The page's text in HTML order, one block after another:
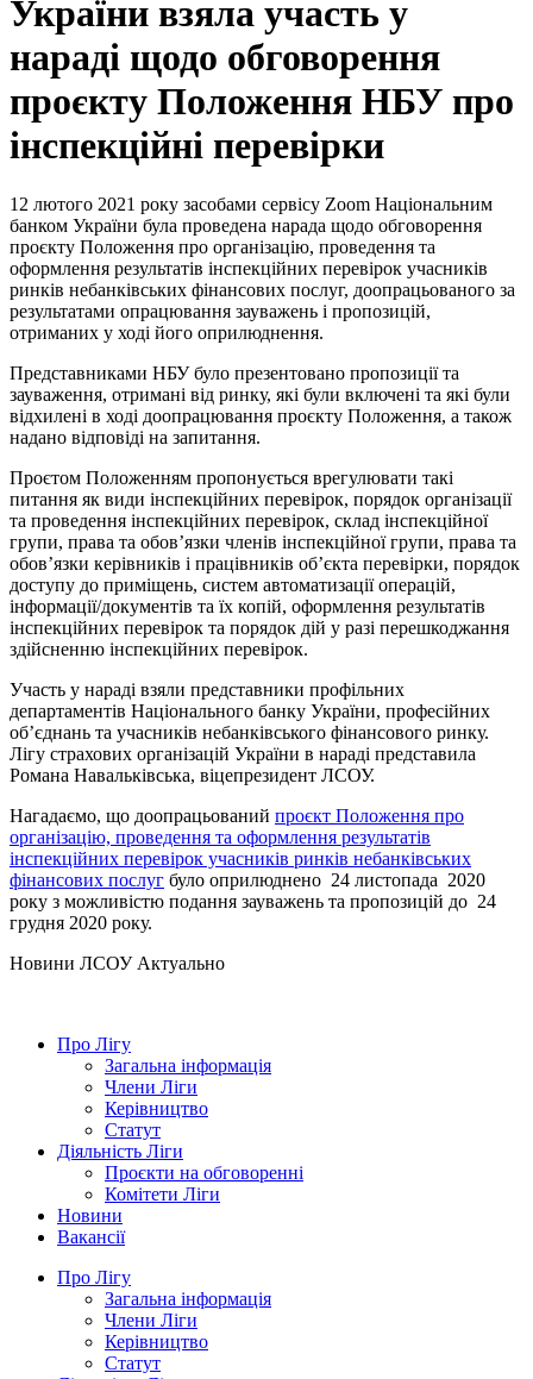
України взяла участь у
нараді щодо обговорення
проєкту Положення НБУ про
інспекційні перевірки
12 лютого 2021 року засобами сервісу Zoom Національним
банком України була проведена нарада щодо обговорення
проєкту Положення про організацію, проведення та
оформлення результатів інспекційних перевірок учасників
ринків небанківських фінансових послуг, доопрацьованого за
результатами опрацювання зауважень і пропозицій,
отриманих у ході його оприлюднення.
Представниками НБУ було презентовано пропозиції та
зауваження, отримані від ринку, які були включені та які були
відхилені в ході доопрацювання проєкту Положення, а також
надано відповіді на запитання.
Проєтом Положенням пропонується врегулювати такі
питання як види інспекційних перевірок, порядок організації
та проведення інспекційних перевірок, склад інспекційної
групи, права та обов’язки членів інспекційної групи, права та
обов’язки керівників і працівників об’єкта перевірки, порядок
доступу до приміщень, систем автоматизації операцій,
інформації/документів та їх копій, оформлення результатів
інспекційних перевірок та порядок дій у разі перешкоджання
здійсненню інспекційних перевірок.
Участь у нараді взяли представники профільних
департаментів Національного банку України, професійних
об’єднань та учасників небанківського фінансового ринку.
Лігу страхових організацій України в нараді представила
Романа Навальківська, віцепрезидент ЛСОУ.
Нагадаємо, що доопрацьований проєкт Положення про
організацію, проведення та оформлення результатів
інспекційних перевірок учасників ринків небанківських
фінансових послуг було оприлюднено 24 листопада 2020
року з можливістю подання зауважень та пропозицій до 24
грудня 2020 року.
Hовини ЛСОУ Актуально
Про Лігу
Загальна інформація
Члени Ліги
Керівництво
Статут
Діяльність Ліги
Проєкти на обговоренні
Комітети Ліги
Новини
Вакансії
Про Лігу
Загальна інформація
Члени Ліги
Керівництво
Статут